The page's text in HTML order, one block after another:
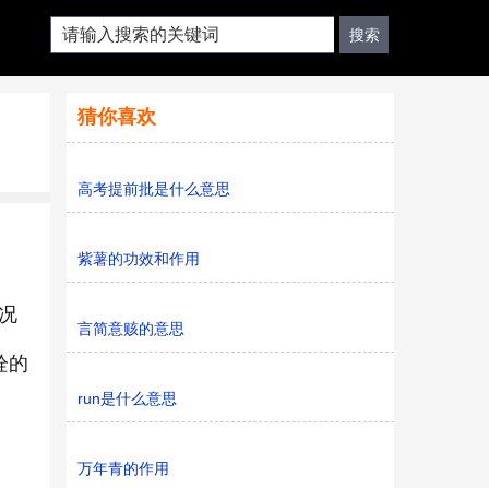
的
猜你喜欢
高考提前批是什么意思
紫薯的功效和作用
言简意赅的意思
run是什么意思
万年青的作用